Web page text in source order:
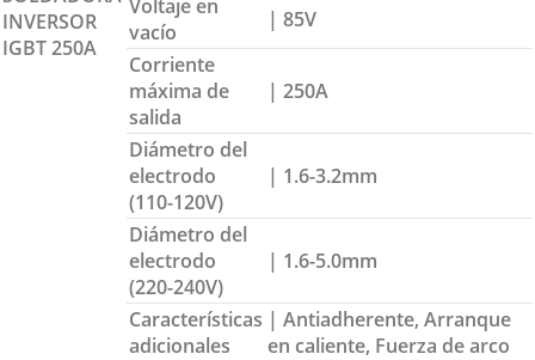
INVERSOR
IGBT 250A
Voltaje en
vacío
| 85V
Corriente
máxima de
salida
| 250A
Diámetro del
electrodo
(110-120V)
| 1.6-3.2mm
Diámetro del
electrodo
(220-240V)
| 1.6-5.0mm
Características
adicionales
| Antiadherente, Arranque
en caliente, Fuerza de arco